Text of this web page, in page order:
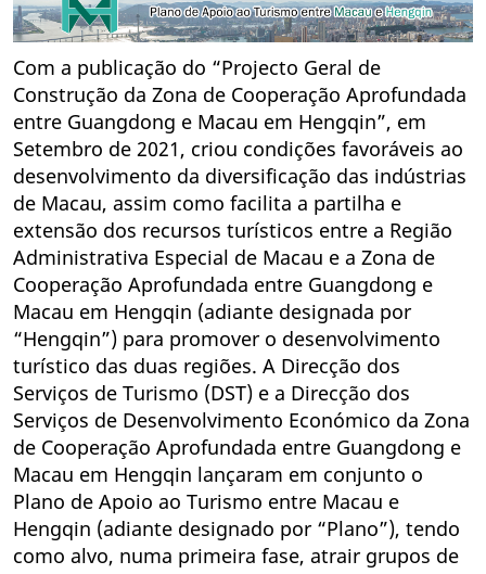
Com a publicação do “Projecto Geral de
Construção da Zona de Cooperação Aprofundada
entre Guangdong e Macau em Hengqin”, em
Setembro de 2021, criou condições favoráveis ao
desenvolvimento da diversificação das indústrias
de Macau, assim como facilita a partilha e
extensão dos recursos turísticos entre a Região
Administrativa Especial de Macau e a Zona de
Cooperação Aprofundada entre Guangdong e
Macau em Hengqin (adiante designada por
“Hengqin”) para promover o desenvolvimento
turístico das duas regiões. A Direcção dos
Serviços de Turismo (DST) e a Direcção dos
Serviços de Desenvolvimento Económico da Zona
de Cooperação Aprofundada entre Guangdong e
Macau em Hengqin lançaram em conjunto o
Plano de Apoio ao Turismo entre Macau e
Hengqin (adiante designado por “Plano”), tendo
como alvo, numa primeira fase, atrair grupos de